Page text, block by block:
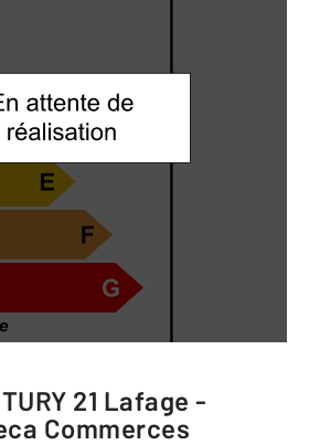
21 Lafage -
Commerces